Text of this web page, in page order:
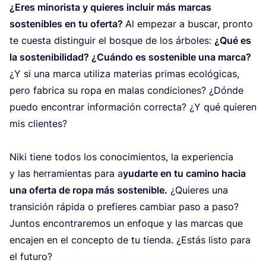
¿Eres mino­ris­ta y quie­res incluir más mar­cas
sos­te­ni­bles en tu ofer­ta? Al empe­zar a bus­car, pron­to
te cues­ta dis­tin­guir el bos­que de los árbo­les: ¿Qué es
la sos­te­ni­bi­li­dad? ¿Cuán­do es sos­te­ni­ble una mar­ca?
¿Y si una mar­ca uti­li­za mate­rias pri­mas eco­ló­gi­cas,
pero fabri­ca su ropa en malas con­di­cio­nes? ¿Dón­de
pue­do encon­trar infor­ma­ción correc­ta? ¿Y qué quie­ren
mis clien­tes?
Niki tie­ne todos los cono­ci­mien­tos, la expe­rien­cia
y las herra­mien­tas para ayudar­te en tu camino hacia
una ofer­ta de ropa más sos­te­ni­ble. ¿Quie­res una
tran­si­ción rápi­da o pre­fie­res cam­biar paso a paso?
Jun­tos encon­tra­re­mos un enfo­que y las mar­cas que
enca­jen en el con­cep­to de tu tien­da. ¿Estás lis­to para
el futuro?